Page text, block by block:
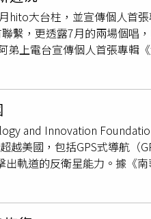
每段經歷，都成為今天站
景鴻坦言多少會擔心颱風攪
源聯盟」（SmartEnergy
年計畫目前已達標八成，除
。此外，遠東SOGO成
關行號於遠東SOGO各店消
場。以「將人力投資轉化為
員工平均薪酬高於同業平均
同時，開創零售之先提出
關懷與支持。遠東SOGO
家人氣餐廳推出「美食溯源
長期以飲食教育連結健
永續認證食材理念的「永續
「美味再現」計畫，永續
達95為環境部認證之「環
大台柱，並宣傳個人首
繫，更透露7月的兩場個唱
上電台宣傳個人首張專輯
都等公司安排，「時間到了就
否仍保持聯絡？阿弟笑說：
兩人只是點頭之交，平時
被問到是否會傳授生小孩
育下一代是每個人的選擇
思考。「要多去為對方想，
外，阿弟的二女兒目前就讀
嘉賓，他笑說：「女兒有說
當臨演，多方嘗試很好，
and Innovation
美國，包括GPS式導航（
軌道的反衛星能力。據《
，並持續縮小與美國之間的
的領導地位。」這項報告發